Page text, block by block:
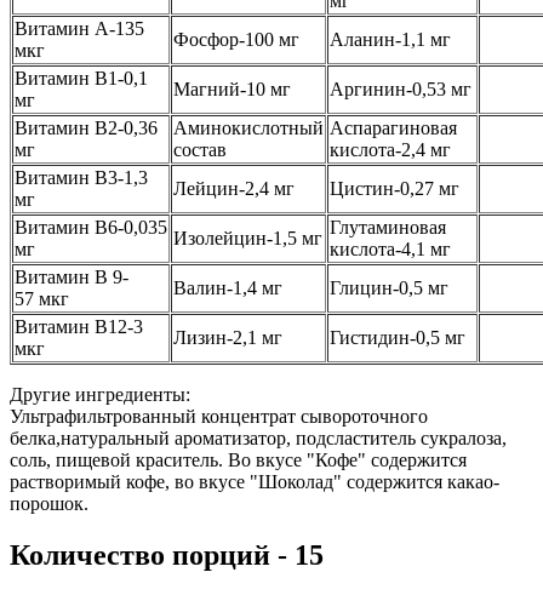
Витамин А-135
мкг
Фосфор-100 мг
Аланин-1,1 мг
Витамин B1-0,1
мг
Магний-10 мг
Аргинин-0,53 мг
Витамин В2-0,36
мг
Аминокислотный
состав
Аспарагиновая
кислота-2,4 мг
Витамин В3-1,3
мг
Лейцин-2,4 мг
Цистин-0,27 мг
Витамин B6-0,035
мг
Изолейцин-1,5 мг
Глутаминовая
кислота-4,1 мг
Витамин B 9-
57 мкг
Валин-1,4 мг
Глицин-0,5 мг
Витамин В12-3
мкг
Лизин-2,1 мг Гистидин-0,5 мг
Другие ингредиенты:
Ультрафильтрованный концентрат сывороточного
белка,натуральный ароматизатор, подсластитель сукралоза,
соль, пищевой краситель. Во вкусе "Кофе" содержится
растворимый кофе, во вкусе "Шоколад" содержится какао-
порошок.
Количество порций - 15